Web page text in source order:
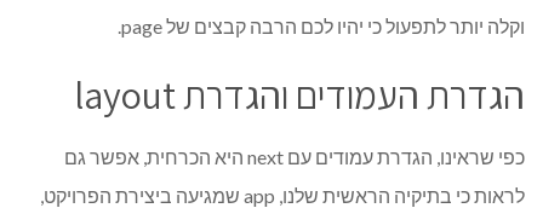
וקלה יותר לתפעול כי יהיו לכם הרבה קבצים של page.
הגדרת העמודים והגדרת layout
כפי שראינו, הגדרת עמודים עם next היא הכרחית, אפשר גם
לראות כי בתיקיה הראשית שלנו, app שמגיעה ביצירת הפרויקט,